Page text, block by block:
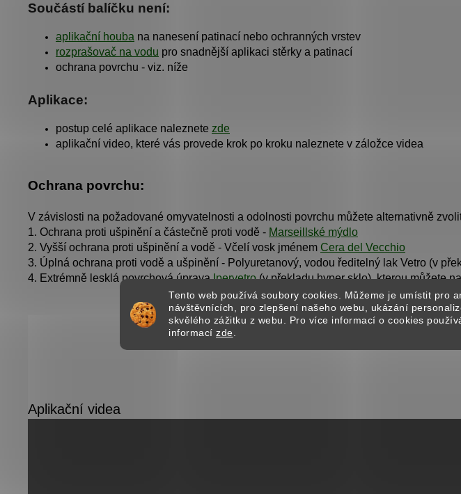
Tento web používá soubory cookies. Můžeme je umístit pro
návštěvnících, pro zlepšení našeho webu, ukázání
skvělého zážitku z webu. Pro více informací o cookies
informací zde .
Součástí balíčku není:
aplikační houba na nanesení patinací nebo ochranných vrstev
rozprašovač na vodu pro snadnější aplikaci stěrky a patinací
ochrana povrchu - viz. níže
Aplikace:
postup celé aplikace naleznete zde
aplikační video, které vás provede krok po kroku naleznete v záložce videa
Ochrana povrchu:
V závislosti na požadované omyvatelnosti a odolnosti povrchu můžete alternativně
1. Ochrana proti ušpinění a částečně proti vodě - Marseillské mýdlo
2. Vyšší ochrana proti ušpinění a vodě - Včelí vosk jménem Cera del Vecchio
3. Úplná ochrana proti vodě a ušpinění - Polyuretanový, vodou ředitelný lak Vetro (v
4. Extrémně lesklá povrchová úpravaIpervetro(v překladu hyper sklo), kterou můžete
Katalog